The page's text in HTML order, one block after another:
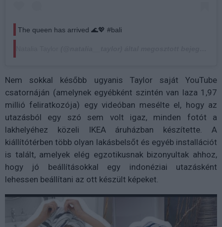
The queen has arrived 🌊💖 #bali
Nem sokkal később ugyanis Taylor saját YouTube
csatornáján (amelynek egyébként szintén van laza 1,97
millió feliratkozója) egy videóban mesélte el, hogy az
utazásból egy szó sem volt igaz, minden fotót a
lakhelyéhez közeli IKEA áruházban készítette. A
kiállítótérben több olyan lakásbelsőt és egyéb installációt
is talált, amelyek elég egzotikusnak bizonyultak ahhoz,
hogy jó beállításokkal egy indonéziai utazásként
lehessen beállítani az ott készült képeket.